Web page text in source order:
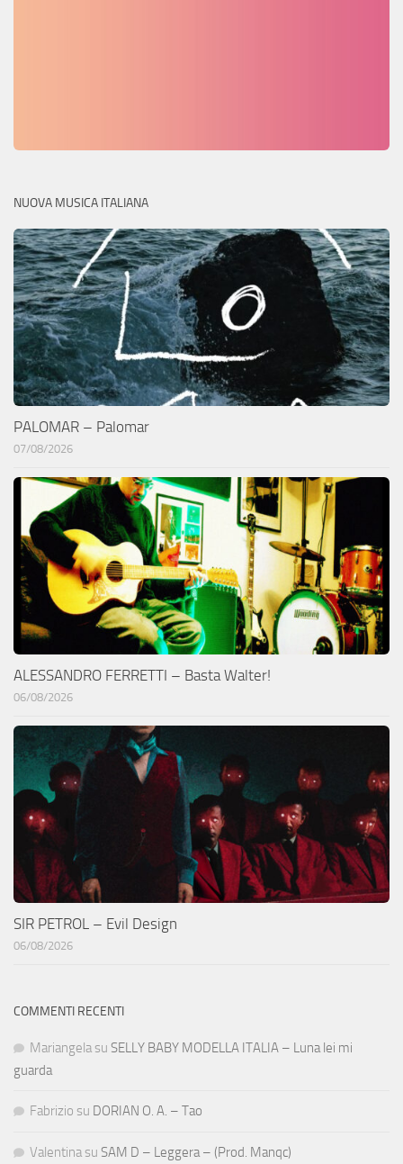
NUOVA MUSICA ITALIANA
PALOMAR – Palomar
07/08/2026
ALESSANDRO FERRETTI – Basta Walter!
06/08/2026
SIR PETROL – Evil Design
06/08/2026
COMMENTI RECENTI
Mariangela su SELLY BABY MODELLA ITALIA – Luna lei mi
guarda
Fabrizio su DORIAN O. A. – Tao
Valentina su SAM D – Leggera – (Prod. Manqc)